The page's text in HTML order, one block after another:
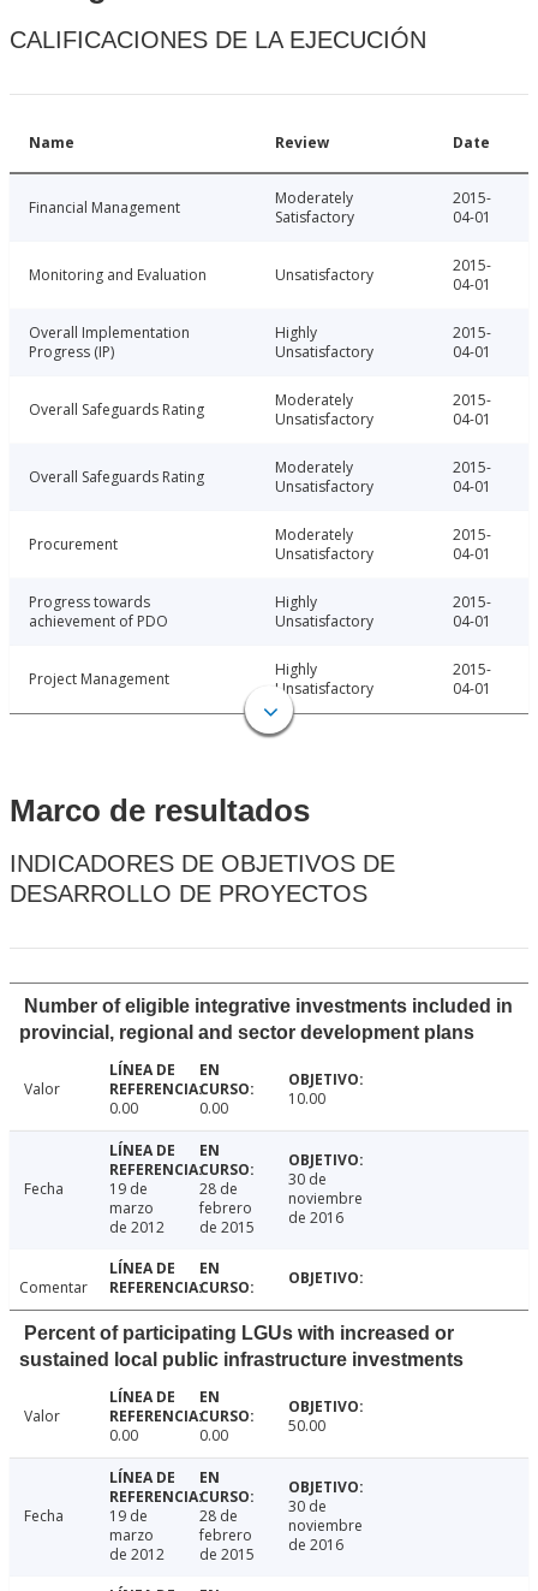
CALIFICACIONES DE LA EJECUCIÓN
Name Review Date
Financial Management
Moderately
Satisfactory
2015-
04-01
Monitoring and Evaluation Unsatisfactory
2015-
04-01
Overall Implementation
Progress (IP)
Highly
Unsatisfactory
2015-
04-01
Overall Safeguards Rating
Moderately
Unsatisfactory
2015-
04-01
Overall Safeguards Rating
Moderately
Unsatisfactory
2015-
04-01
Procurement
Moderately
Unsatisfactory
2015-
04-01
Progress towards
achievement of PDO
Highly
Unsatisfactory
2015-
04-01
Project Management
Highly
Unsatisfactory
2015-
04-01
Marco de resultados
INDICADORES DE OBJETIVOS DE
DESARROLLO DE PROYECTOS
Number of eligible integrative investments included in
provincial, regional and sector development plans
Valor
0.00
0.00 10.00
Fecha
19 de
marzo
de 2012
28 de
febrero
de 2015
30 de
noviembre
de 2016
Comentar
Percent of participating LGUs with increased or
sustained local public infrastructure investments
Valor
0.00
0.00 50.00
Fecha
19 de
marzo
de 2012
28 de
febrero
de 2015
30 de
noviembre
de 2016